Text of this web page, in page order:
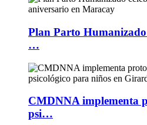
Plan Parto
…
CMDNNA implementa
psi…